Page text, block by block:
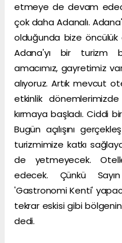
etmeye de devam
çok daha Adanalı.
olduğunda bize öncülük
Adana'yı bir turizm
amacımız, gayretimiz
alıyoruz. Artık mevcut
etkinlik
kırmaya başladı. Ciddi
Bugün açılışını
turizmimize katkı
de yetmeyecek.
edecek. Çünkü
'Gastronomi Kenti'
tekrar eskisi gibi
dedi.